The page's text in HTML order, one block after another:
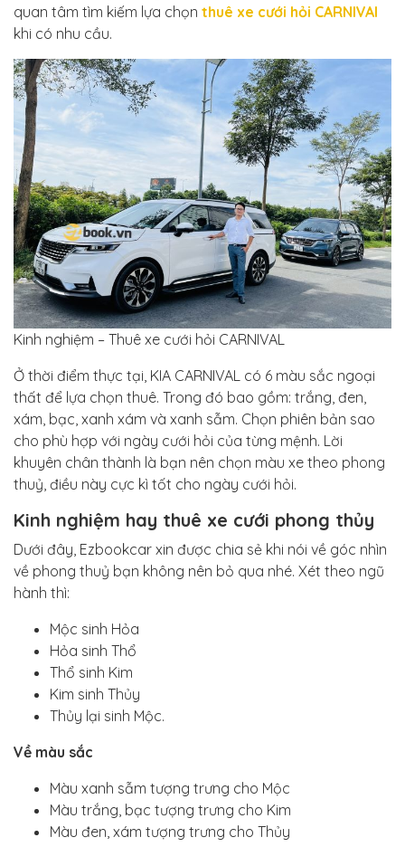
quan tâm tìm kiếm lựa chọn thuê xe cưới hỏi CARNIVAl
khi có nhu cầu.
Kinh nghiệm – Thuê xe cưới hỏi CARNIVAL
Ở thời điểm thực tại, KIA CARNIVAL có 6 màu sắc ngoại
thất để lựa chọn thuê. Trong đó bao gồm: trắng, đen,
xám, bạc, xanh xám và xanh sẫm. Chọn phiên bản sao
cho phù hợp với ngày cưới hỏi của từng mệnh. Lời
khuyên chân thành là bạn nên chọn màu xe theo phong
thuỷ, điều này cực kì tốt cho ngày cưới hỏi.
Kinh nghiệm hay thuê xe cưới phong thủy
Dưới đây, Ezbookcar xin được chia sẻ khi nói về góc nhìn
về phong thuỷ bạn không nên bỏ qua nhé. Xét theo ngũ
hành thì:
Mộc sinh Hỏa
Hỏa sinh Thổ
Thổ sinh Kim
Kim sinh Thủy
Thủy lại sinh Mộc.
Về màu sắc
Màu xanh sẫm tượng trưng cho Mộc
Màu trắng, bạc tượng trưng cho Kim
Màu đen, xám tượng trưng cho Thủy